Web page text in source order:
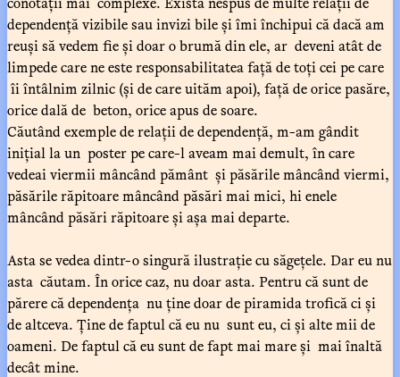
dependență vizibile sau invizi bile și îmi închipui că dacă am
reuși să vedem fie și doar o brumă din ele, ar deveni atât de
limpede care ne este responsabilitatea față de toți cei pe care
îi întâlnim zilnic (și de care uităm apoi), față de orice pasăre,
orice dală de beton, orice apus de soare.
Căutând exemple de relații de dependență, m-am gândit
inițial la un poster pe care-l aveam mai demult, în care
vedeai viermii mâncând pământ și păsările mâncând viermi,
păsările răpitoare mâncând păsări mai mici, hi enele
mâncând păsări răpitoare și așa mai departe.
Asta se vedea dintr-o singură ilustrație cu săgețele. Dar eu nu
asta căutam. În orice caz, nu doar asta. Pentru că sunt de
părere că dependența nu ține doar de piramida trofică ci și
de altceva. Ține de faptul că eu nu sunt eu, ci și alte mii de
oameni. De faptul că eu sunt de fapt mai mare și mai înaltă
decât mine.